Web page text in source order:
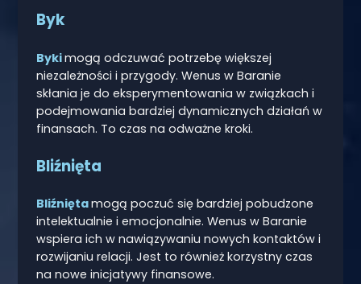
Byk
Bykimogą odczuwać potrzebę większej
niezależności i przygody. Wenus w Baranie
skłania je do eksperymentowania w związkach i
podejmowania bardziej dynamicznych działań w
finansach. To czas na odważne kroki.
Bliźnięta
Bliźniętamogą poczuć się bardziej pobudzone
intelektualnie i emocjonalnie. Wenus w Baranie
wspiera ich w nawiązywaniu nowych kontaktów i
rozwijaniu relacji. Jest to również korzystny czas
na nowe inicjatywy finansowe.